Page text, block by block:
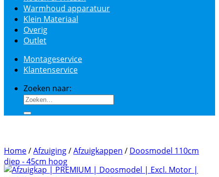
Warmhoud apparatuur
Klein Materiaal
Overig
Outlet
Montageservice
Klantenservice
Zoeken naar:
Home/Afzuiging/Afzuigkappen / Doosmodel 110cm
diep - 45cm hoog